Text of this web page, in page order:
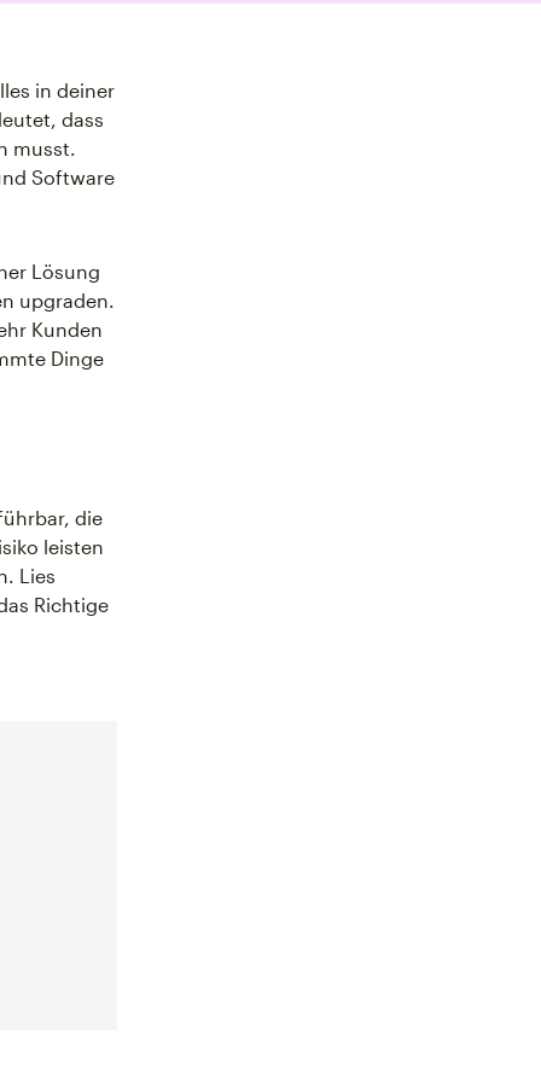
in deiner
dass
musst.
Software
Lösung
upgraden.
Kunden
Dinge
die
leisten
Lies
Richtige